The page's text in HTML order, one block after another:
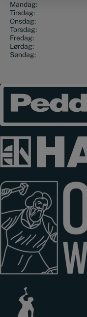
Mandag:
Tirsdag:
Onsdag:
Torsdag:
Fredag:
Lørdag:
Søndag: